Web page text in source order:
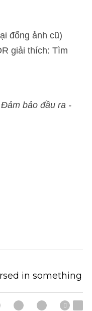
kiếm tham khảo từ
không đạt, học lại
in something